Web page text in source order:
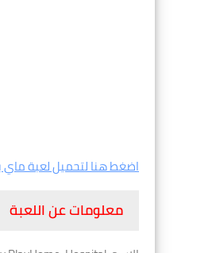
اضغط هنا لتحميل لعبة ماي
معلومات عن اللعبة